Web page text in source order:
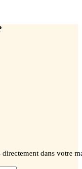
directement dans votre